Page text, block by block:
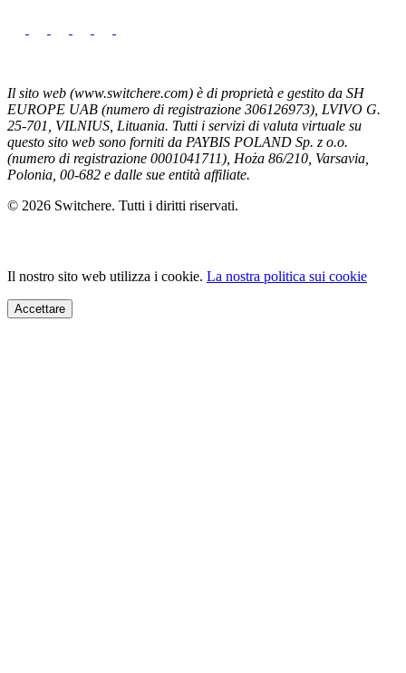
Il sito web (www.switchere.com) è di proprietà e gestito da SH
EUROPE UAB (numero di registrazione 306126973), LVIVO G.
25-701, VILNIUS, Lituania. Tutti i servizi di valuta virtuale su
questo sito web sono forniti da PAYBIS POLAND Sp. z o.o.
(numero di registrazione 0001041711), Hoża 86/210, Varsavia,
Polonia, 00-682 e dalle sue entità affiliate.
© 2026 Switchere. Tutti i diritti riservati.
Il nostro sito web utilizza i cookie. La nostra politica sui cookie
Accettare